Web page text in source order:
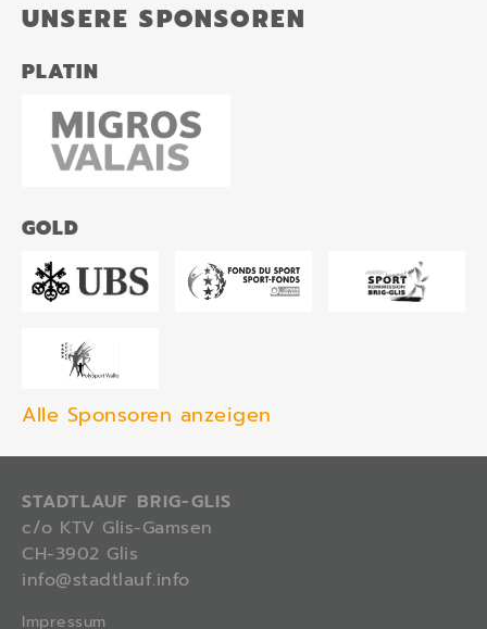
UNSERE SPONSOREN
PLATIN
GOLD
Alle Sponsoren anzeigen
STADTLAUF BRIG-GLIS
c/o KTV Glis-Gamsen
CH-3902 Glis
info@stadtlauf.info
Impressum